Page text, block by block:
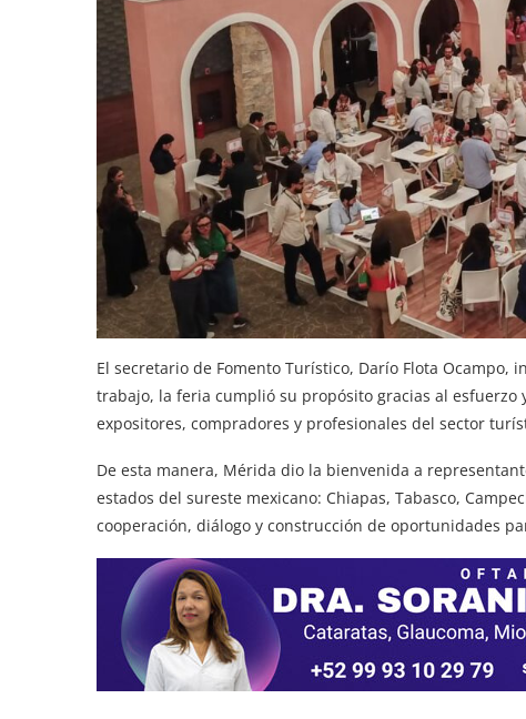
El secretario de Fomento Turístico, Darío Flota
trabajo, la feria cumplió su propósito gracias al
expositores, compradores y profesionales del sector
De esta manera, Mérida dio la bienvenida a
estados del sureste mexicano: Chiapas, Tabasco,
cooperación, diálogo y construcción de oportunidades